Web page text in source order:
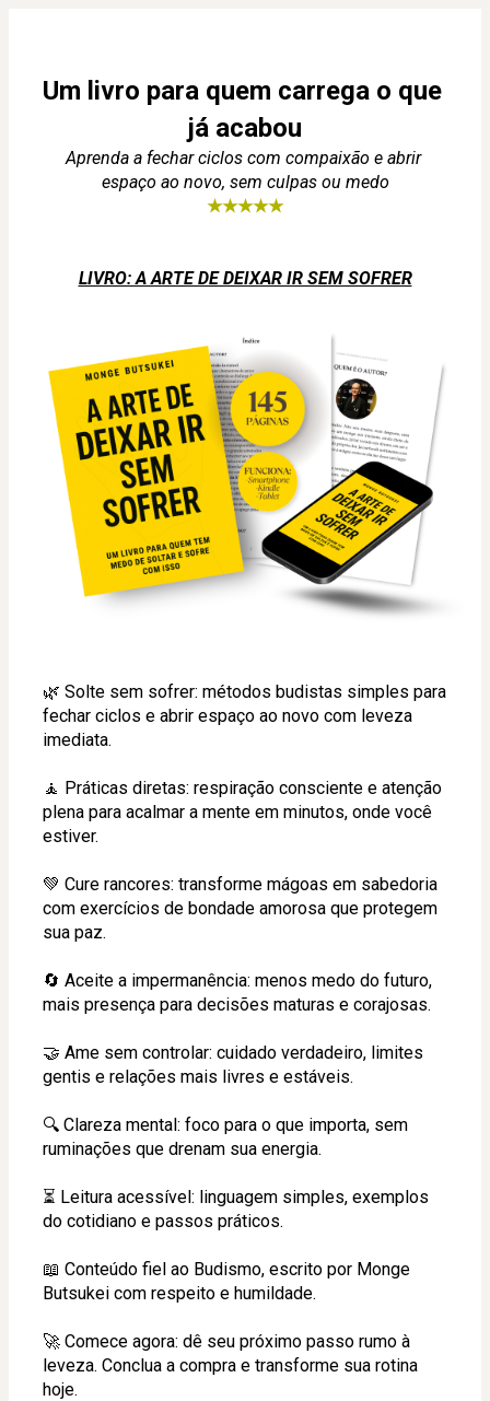
Um livro para quem carrega o que
já acabou
Aprenda a fechar ciclos com compaixão e abrir
espaço ao novo, sem culpas ou medo
★★★★★
LIVRO: A ARTE DE DEIXAR IR SEM SOFRER
🌿 Solte sem sofrer: métodos budistas simples para
fechar ciclos e abrir espaço ao novo com leveza
imediata.
🧘 Práticas diretas: respiração consciente e atenção
plena para acalmar a mente em minutos, onde você
estiver.
💚 Cure rancores: transforme mágoas em sabedoria
com exercícios de bondade amorosa que protegem
sua paz.
🔄 Aceite a impermanência: menos medo do futuro,
mais presença para decisões maturas e corajosas.
🤝 Ame sem controlar: cuidado verdadeiro, limites
gentis e relações mais livres e estáveis.
🔍 Clareza mental: foco para o que importa, sem
ruminações que drenam sua energia.
⏳ Leitura acessível: linguagem simples, exemplos
do cotidiano e passos práticos.
📖 Conteúdo fiel ao Budismo, escrito por Monge
Butsukei com respeito e humildade.
🚀 Comece agora: dê seu próximo passo rumo à
leveza. Conclua a compra e transforme sua rotina
hoje.